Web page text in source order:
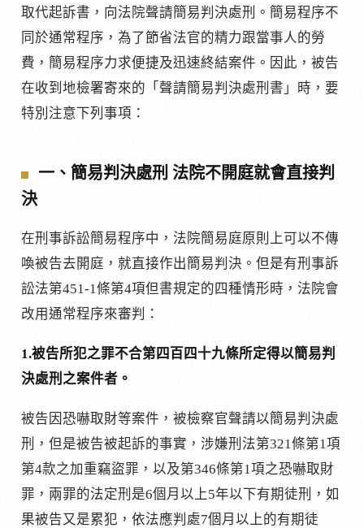
取代起訴書，向法院聲請簡易判決處刑。簡易程序不
同於通常程序，為了節省法官的精力跟當事人的勞
費，簡易程序力求便捷及迅速終結案件。因此，被告
在收到地檢署寄來的「聲請簡易判決處刑書」時，要
特別注意下列事項：
一、簡易判決處刑 法院不開庭就會直接判
決
在刑事訴訟簡易程序中，法院簡易庭原則上可以不傳
喚被告去開庭，就直接作出簡易判決。但是有刑事訴
訟法第451-1條第4項但書規定的四種情形時，法院會
改用通常程序來審判：
1.被告所犯之罪不合第四百四十九條所定得以簡易判
決處刑之案件者。
被告因恐嚇取財等案件，被檢察官聲請以簡易判決處
刑，但是被告被起訴的事實，涉嫌刑法第321條第1項
第4款之加重竊盜罪，以及第346條第1項之恐嚇取財
罪，兩罪的法定刑是6個月以上5年以下有期徒刑，如
果被告又是累犯，依法應判處7個月以上的有期徒